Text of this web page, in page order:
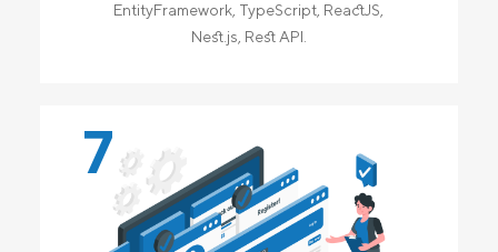
EntityFramework, TypeScript, ReactJS,
Nest.js, Rest API.
7